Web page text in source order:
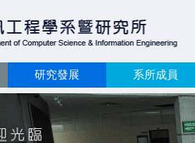
研究發展 系所成員